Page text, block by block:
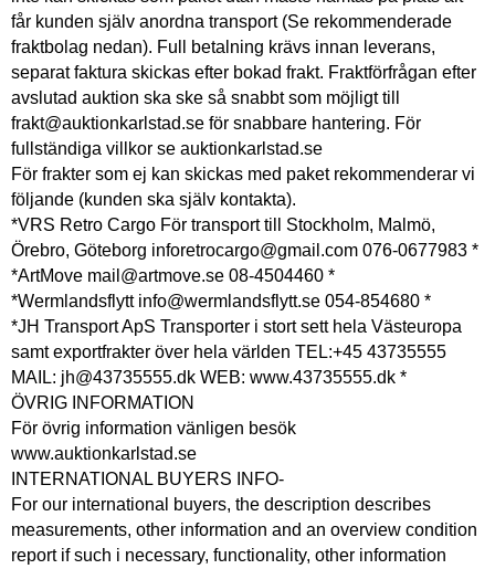
får kunden själv anordna transport (Se rekommenderade
fraktbolag nedan). Full betalning krävs innan leverans,
separat faktura skickas efter bokad frakt. Fraktförfrågan efter
avslutad auktion ska ske så snabbt som möjligt till
frakt@auktionkarlstad.se för snabbare hantering. För
fullständiga villkor se auktionkarlstad.se
För frakter som ej kan skickas med paket rekommenderar vi
följande (kunden ska själv kontakta).
*VRS Retro Cargo För transport till Stockholm, Malmö,
Örebro, Göteborg inforetrocargo@gmail.com 076-0677983 *
*ArtMove mail@artmove.se 08-4504460 *
*Wermlandsflytt info@wermlandsflytt.se 054-854680 *
*JH Transport ApS Transporter i stort sett hela Västeuropa
samt exportfrakter över hela världen TEL:+45 43735555
MAIL: jh@43735555.dk WEB: www.43735555.dk *
ÖVRIG INFORMATION
För övrig information vänligen besök
www.auktionkarlstad.se
INTERNATIONAL BUYERS INFO-
For our international buyers, the description describes
measurements, other information and an overview condition
report if such i necessary, functionality, other information